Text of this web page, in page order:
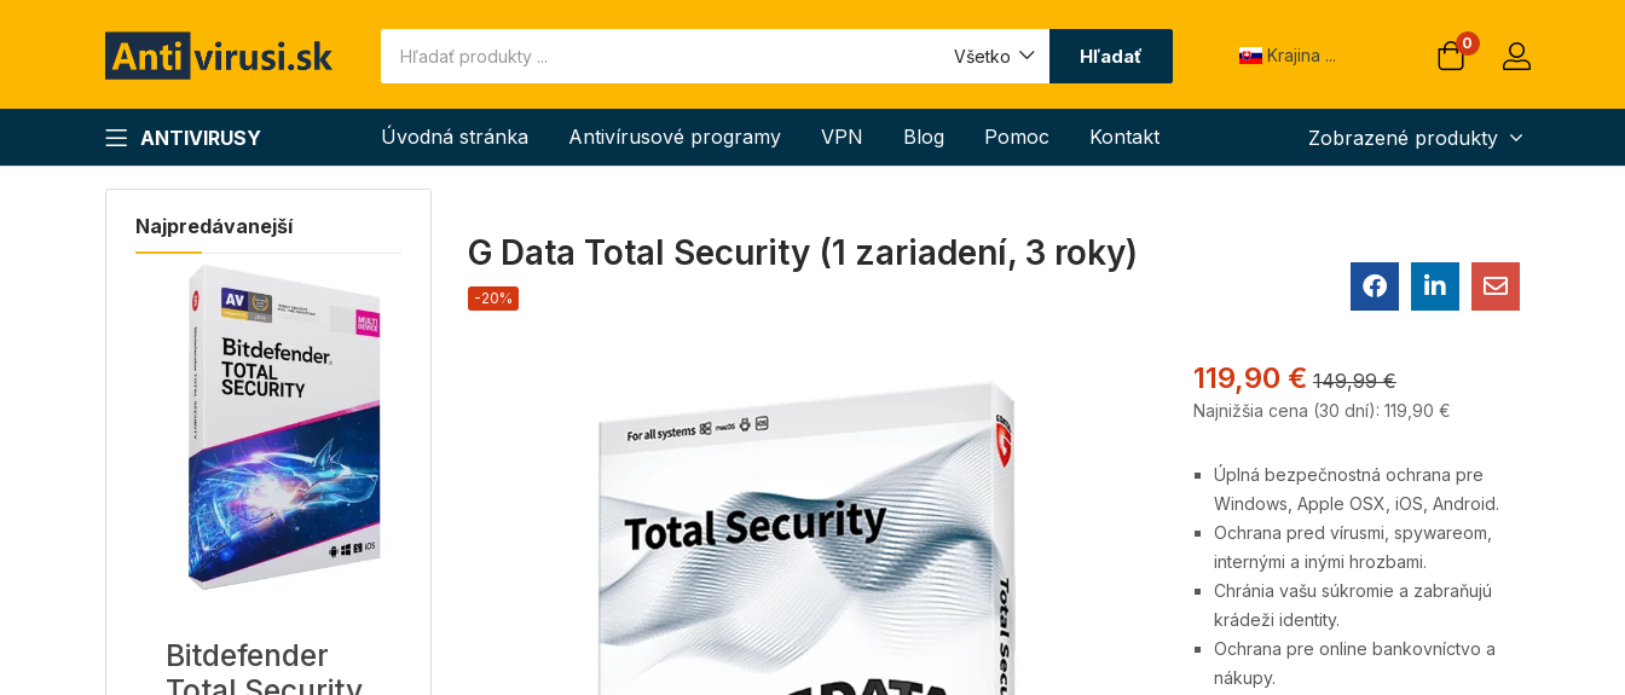
Všetko Hľadať Krajina ...
0
ANTIVIRUSY Úvodná stránka Antivírusové programy VPN Blog Pomoc Kontakt Zobrazené produkty
Najpredávanejší
Bitdefender
Avast Premium
Panda Dome
Norton 360
Kaspersky
G Data Total Security (1 zariadení, 3 roky)
-20%
119,90 € 149,99€
Najnižšia cena (30 dní): 119,90 €
Úplná bezpečnostná ochrana pre
Windows, Apple OSX, iOS, Android.
Ochrana pred vírusmi, spywareom,
internými a inými hrozbami.
Chránia vašu súkromie a zabraňujú
krádeži identity.
Ochrana pre online bankovníctvo a
nákupy.